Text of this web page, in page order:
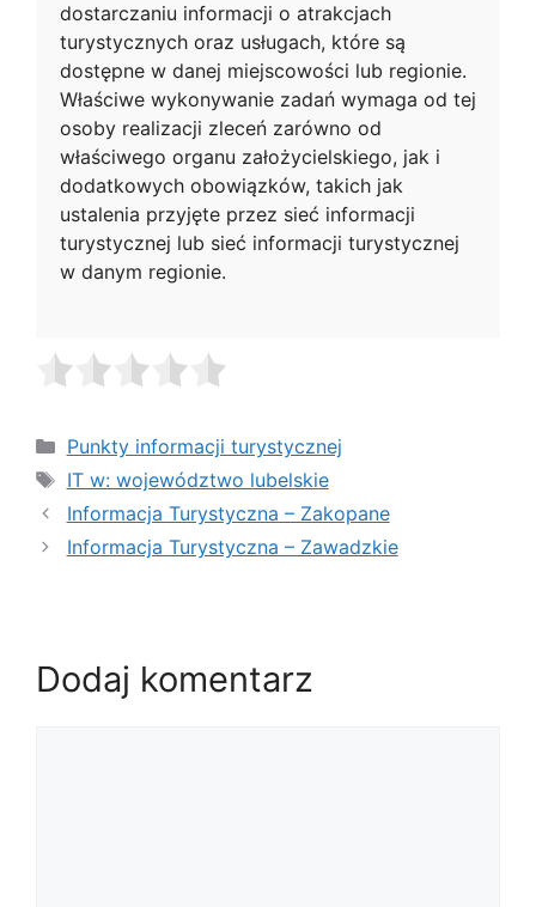
dostarczaniu informacji o atrakcjach
turystycznych oraz usługach, które są
dostępne w danej miejscowości lub regionie.
Właściwe wykonywanie zadań wymaga od tej
osoby realizacji zleceń zarówno od
właściwego organu założycielskiego, jak i
dodatkowych obowiązków, takich jak
ustalenia przyjęte przez sieć informacji
turystycznej lub sieć informacji turystycznej
w danym regionie.
Kategorie
Punkty informacji turystycznej
Tagi
IT w: województwo lubelskie
Informacja Turystyczna – Zakopane
Informacja Turystyczna – Zawadzkie
Dodaj komentarz